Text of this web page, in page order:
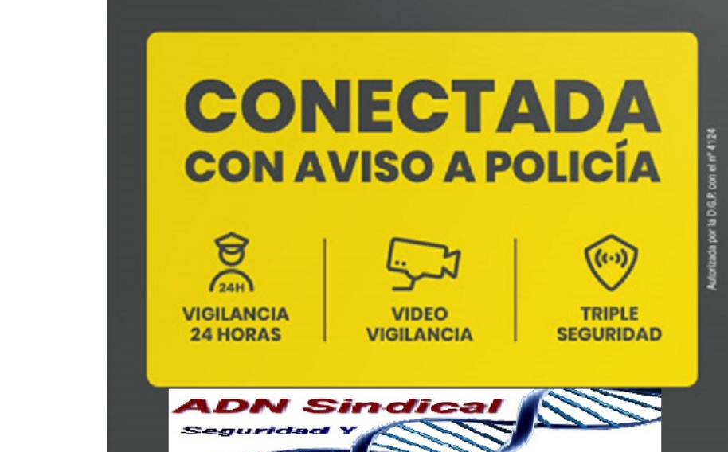
🔄 Menú
ADN Sindical
⚖️ Dpto. Jurídico y Abogados (Email)
🤖 Dudas Rápidas del Convenio (IA)
📊 Herramienta: Tabla Salarial PDF
📄 Herramienta: Generador Plantillas
📍 Info: Horarios y Contacto Sede